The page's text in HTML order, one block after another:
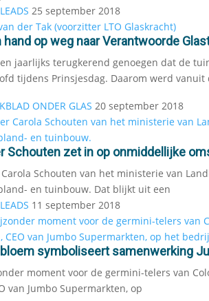
25 september 2018
hand op weg naar Verantwoorde
jaarlijks terugkerend genoegen dat de
tijdens Prinsjesdag. Daarom werd vanuit
ONDER GLAS 20 september 2018
Schouten zet in op onmiddellijke
Schouten van het ministerie van
en tuinbouw. Dat blijkt uit een
11 september 2018
symboliseert samenwerking
moment voor de germini-telers van
van Jumbo Supermarkten, op